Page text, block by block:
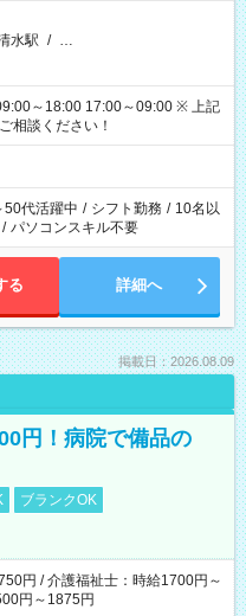
水駅 / …
～18:00 17:00～09:00 ※ 上記
相談ください！
50代活躍中 / シフト勤務 / 10名以
/ パソコンスキル不要
る 詳細へ
掲載日：2026.08.09
円！病院で備品の
ブランクOK
円 / 介護福祉士：時給1700円～
円～1875円